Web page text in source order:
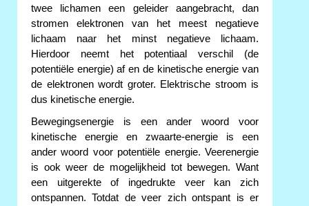
twee lichamen een geleider aangebracht, dan
stromen elektronen van het meest negatieve
lichaam naar het minst negatieve lichaam.
Hierdoor neemt het potentiaal verschil (de
potentiële energie) af en de kinetische energie van
de elektronen wordt groter. Elektrische stroom is
dus kinetische energie.
Bewegingsenergie is een ander woord voor
kinetische energie en zwaarte-energie is een
ander woord voor potentiële energie. Veerenergie
is ook weer de mogelijkheid tot bewegen. Want
een uitgerekte of ingedrukte veer kan zich
ontspannen. Totdat de veer zich ontspant is er